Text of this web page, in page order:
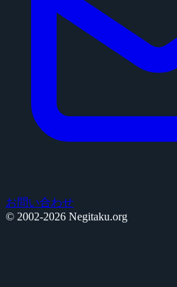
お問い合わせ
© 2002-2026 Negitaku.org